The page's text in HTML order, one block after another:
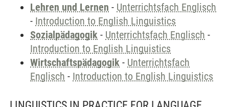
Lehren und Lernen - Unterrichtsfach Englisch
- Introduction to English Linguistics
Sozialpädagogik - Unterrichtsfach Englisch -
Introduction to English Linguistics
Wirtschaftspädagogik - Unterrichtsfach
Englisch - Introduction to English Linguistics